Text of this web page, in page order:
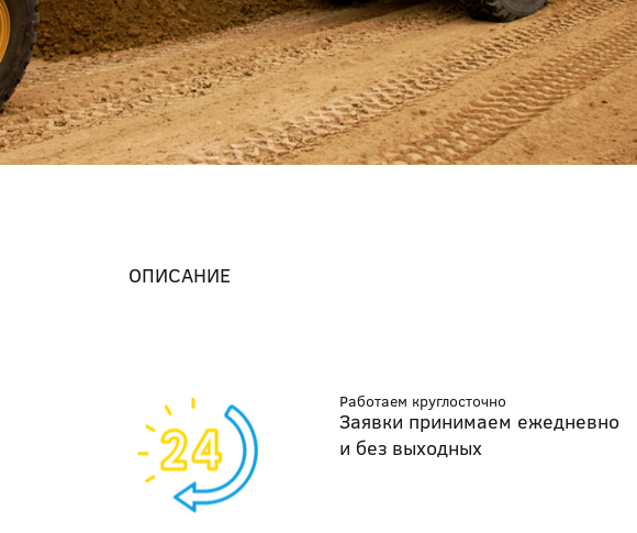
ОПИСАНИЕ
Работаем круглосточно
Заявки принимаем ежедневно
и без выходных